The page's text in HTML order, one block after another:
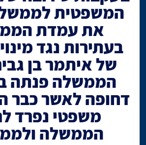
המשפטית
את עמדת
בעתירות נגד
של איתמר בן
הממשלה פנתה
דחופה לאשר כבר
משפטי נפרד
הממשלה